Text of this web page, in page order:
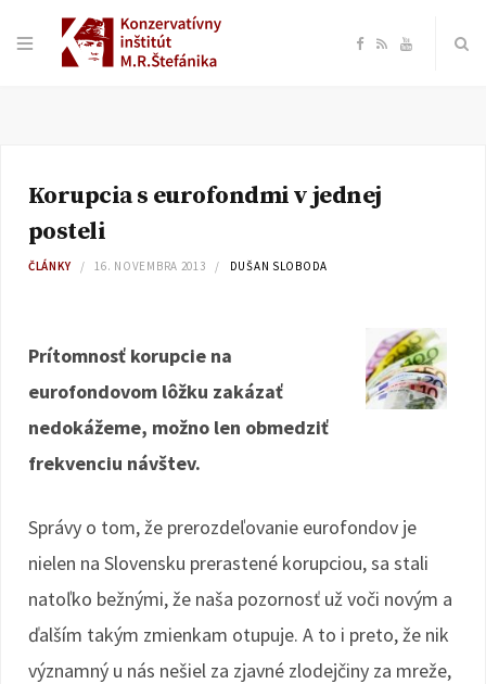
F
e
o
R Y
e
Korupcia s eurofondmi v jednej
posteli
ČLÁNKY 16. NOVEMBRA 2013 DUŠAN SLOBODA
Prítomnosť korupcie na
eurofondovom lôžku zakázať
nedokážeme, možno len obmedziť
frekvenciu návštev.
Správy o tom, že prerozdeľovanie eurofondov je
nielen na Slovensku prerastené korupciou, sa stali
natoľko bežnými, že naša pozornosť už voči novým a
ďalším takým zmienkam otupuje. A to i preto, že nik
významný u nás nešiel za zjavné zlodejčiny za mreže,